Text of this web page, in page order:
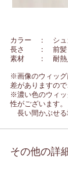
カラー ： シュ
長さ ： 前髪・
素材 ： 耐熱人
※画像のウィッグ
差がありますので
※濃い色のウィッ
性がございます。
長い間かぶせる
その他の詳